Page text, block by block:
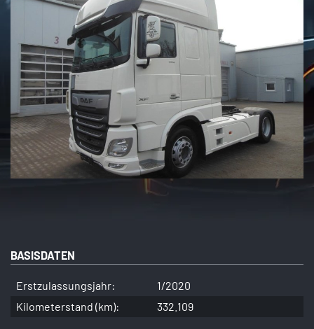
BASISDATEN
Erstzulassungsjahr:
1/2020
Kilometerstand (km):
332.109